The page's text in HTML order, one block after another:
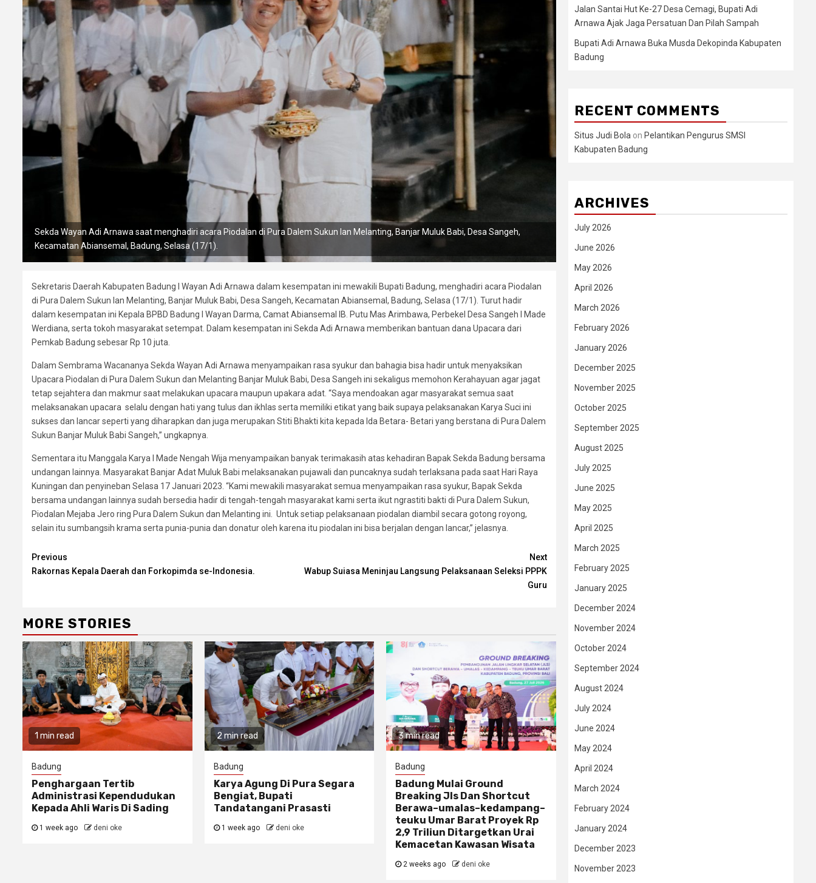
Sekda Wayan Adi Arnawa saat menghadiri acara Piodalan di Pura Dalem Sukun lan Melanting, Banjar Muluk Babi, Desa Sangeh,
Kecamatan Abiansemal, Badung, Selasa (17/1).
Sekretaris Daerah Kabupaten Badung I Wayan Adi Arnawa dalam kesempatan ini mewakili Bupati Badung, menghadiri acara Piodalan
di Pura Dalem Sukun lan Melanting, Banjar Muluk Babi, Desa Sangeh, Kecamatan Abiansemal, Badung, Selasa (17/1). Turut hadir
dalam kesempatan ini Kepala BPBD Badung I Wayan Darma, Camat Abiansemal IB. Putu Mas Arimbawa, Perbekel Desa Sangeh I Made
Werdiana, serta tokoh masyarakat setempat. Dalam kesempatan ini Sekda Adi Arnawa memberikan bantuan dana Upacara dari
Pemkab Badung sebesar Rp 10 juta.
Dalam Sembrama Wacananya Sekda Wayan Adi Arnawa menyampaikan rasa syukur dan bahagia bisa hadir untuk menyaksikan
Upacara Piodalan di Pura Dalem Sukun dan Melanting Banjar Muluk Babi, Desa Sangeh ini sekaligus memohon Kerahayuan agar jagat
tetap sejahtera dan makmur saat melakukan upacara maupun upakara adat. “Saya mendoakan agar masyarakat semua saat
melaksanakan upacara selalu dengan hati yang tulus dan ikhlas serta memiliki etikat yang baik supaya pelaksanakan Karya Suci ini
sukses dan lancar seperti yang diharapkan dan juga merupakan Stiti Bhakti kita kepada Ida Betara- Betari yang berstana di Pura Dalem
Sukun Banjar Muluk Babi Sangeh,” ungkapnya.
Sementara itu Manggala Karya I Made Nengah Wija menyampaikan banyak terimakasih atas kehadiran Bapak Sekda Badung bersama
undangan lainnya. Masyarakat Banjar Adat Muluk Babi melaksanakan pujawali dan puncaknya sudah terlaksana pada saat Hari Raya
Kuningan dan penyineban Selasa 17 Januari 2023. “Kami mewakili masyarakat semua menyampaikan rasa syukur, Bapak Sekda
bersama undangan lainnya sudah bersedia hadir di tengah-tengah masyarakat kami serta ikut ngrastiti bakti di Pura Dalem Sukun,
Piodalan Mejaba Jero ring Pura Dalem Sukun dan Melanting ini. Untuk setiap pelaksanaan piodalan diambil secara gotong royong,
selain itu sumbangsih krama serta punia-punia dan donatur oleh karena itu piodalan ini bisa berjalan dengan lancar,” jelasnya.
Continue
Reading
Previous
Rakornas Kepala Daerah dan Forkopimda se-Indonesia.
Next
Wabup Suiasa Meninjau Langsung Pelaksanaan Seleksi PPPK
Guru
MORE STORIES
1 min read
Badung
Penghargaan Tertib
Administrasi Kependudukan
Kepada Ahli Waris Di Sading
1 week ago deni oke
2 min read
Badung
Karya Agung Di Pura Segara
Bengiat, Bupati
Tandatangani Prasasti
1 week ago deni oke
3 min read
Badung
Badung Mulai Ground
Breaking Jls Dan Shortcut
Berawa–umalas–kedampang–
teuku Umar Barat Proyek Rp
2,9 Triliun Ditargetkan Urai
Kemacetan Kawasan Wisata
2 weeks ago deni oke
Jalan Santai Hut Ke-27 Desa Cemagi, Bupati Adi
Arnawa Ajak Jaga Persatuan Dan Pilah Sampah
Bupati Adi Arnawa Buka Musda Dekopinda Kabupaten
Badung
RECENT COMMENTS
Situs Judi Bola on Pelantikan Pengurus SMSI
Kabupaten Badung
ARCHIVES
July 2026
June 2026
May 2026
April 2026
March 2026
February 2026
January 2026
December 2025
November 2025
October 2025
September 2025
August 2025
July 2025
June 2025
May 2025
April 2025
March 2025
February 2025
January 2025
December 2024
November 2024
October 2024
September 2024
August 2024
July 2024
June 2024
May 2024
April 2024
March 2024
February 2024
January 2024
December 2023
November 2023